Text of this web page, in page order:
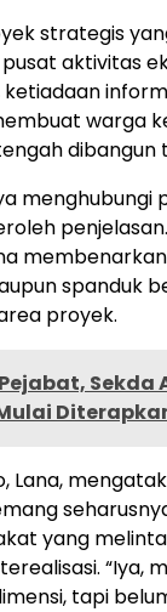
strategis
aktivitas
warga
dibangun
menghubungi
spanduk
proyek.
Sekda
Lana,
yang
“Iya,
tapi